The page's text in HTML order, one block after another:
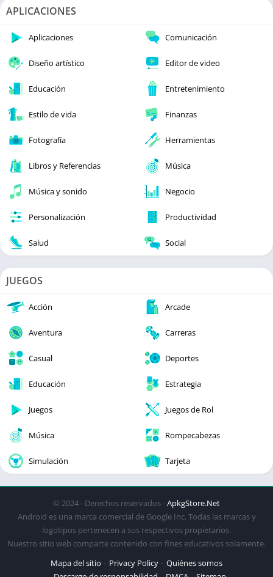
APLICACIONES
Aplicaciones Comunicación
Diseño artístico Editor de video
Educación Entretenimiento
Estilo de vida Finanzas
Fotografía Herramientas
Libros y Referencias Música
Música y sonido Negocio
Personalización Productividad
Salud Social
JUEGOS
Acción Arcade
Aventura Carreras
Casual Deportes
Educación Estrategia
Juegos Juegos de Rol
Música Rompecabezas
Simulación Tarjeta
© 2024 - Derechos reservados -ApkgStore.Net
Android es una marca comercial de Google Inc. Todas las marcas y
logotipos pertenecen a sus respectivos propietarios.
Nuestro sitio web comparte contenido con fines educativos solamente.
Mapa del sitio
Privacy Policy
Quiénes somos